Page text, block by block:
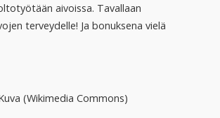
aivoissa. Tavallaan
terveydelle! Ja bonuksena vielä
(Wikimedia Commons)